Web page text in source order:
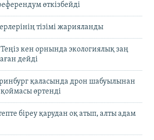
өткізбейді
тізімі жарияланды
кен орнында экологиялық заң
дейді
қаласында дрон шабуылынан
өртенді
біреу қарудан оқ атып, алты адам